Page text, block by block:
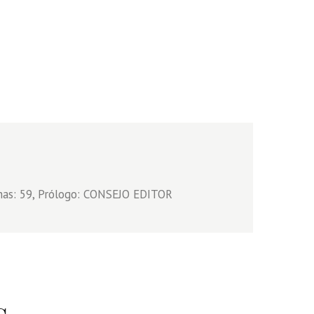
59, Prólogo: CONSEJO EDITOR